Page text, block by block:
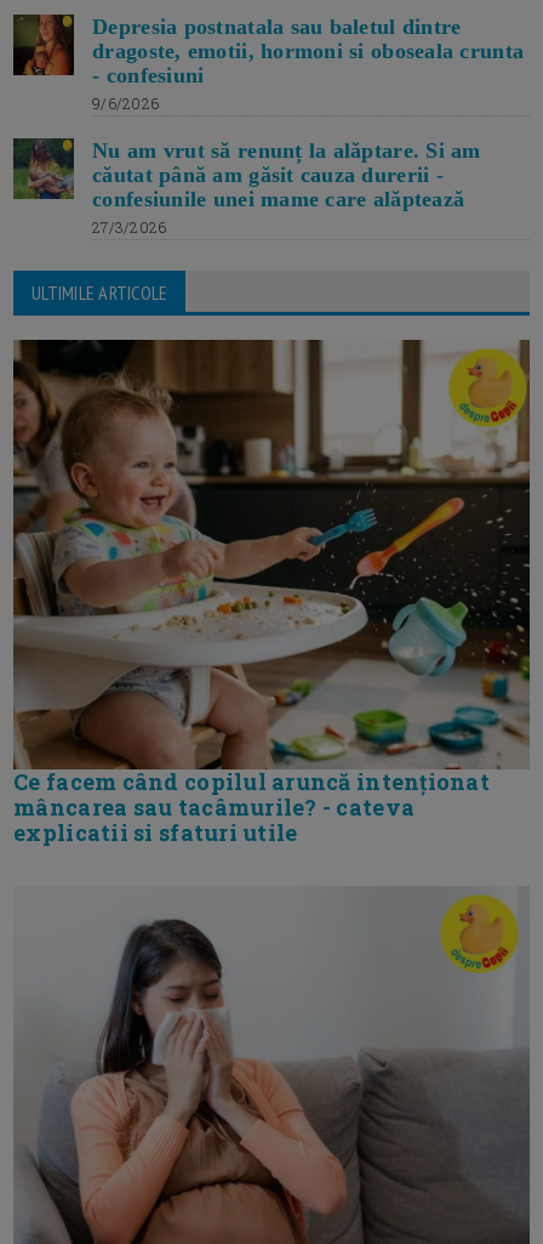
Depresia postnatala sau baletul dintre
dragoste, emotii, hormoni si oboseala crunta
- confesiuni
9/6/2026
Nu am vrut să renunț la alăptare. Si am
căutat până am găsit cauza durerii -
confesiunile unei mame care alăptează
27/3/2026
ULTIMILE ARTICOLE
Ce facem când copilul aruncă intenționat
mâncarea sau tacâmurile? - cateva
explicatii si sfaturi utile